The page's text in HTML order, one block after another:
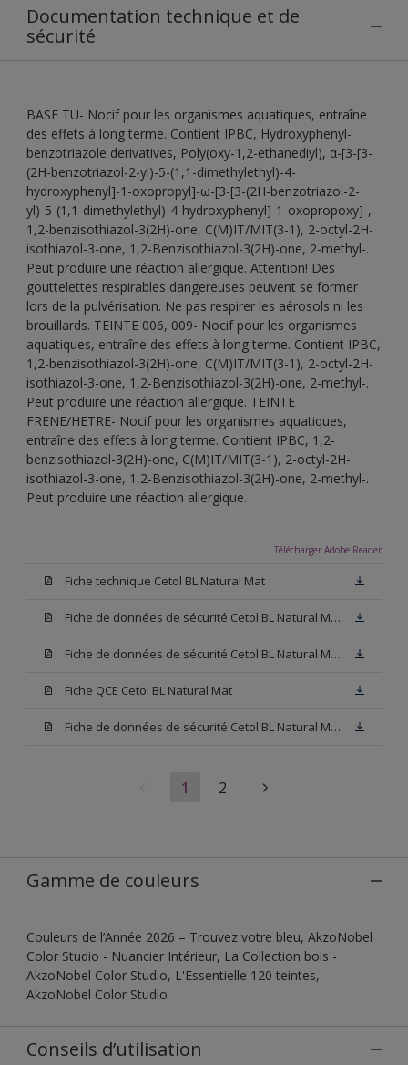
Documentation technique et de
sécurité
BASE TU- Nocif pour les organismes aquatiques, entraîne
des effets à long terme. Contient IPBC, Hydroxyphenyl-
benzotriazole derivatives, Poly(oxy-1,2-ethanediyl), α-[3-[3-
(2H-benzotriazol-2-yl)-5-(1,1-dimethylethyl)-4-
hydroxyphenyl]-1-oxopropyl]-ω-[3-[3-(2H-benzotriazol-2-
yl)-5-(1,1-dimethylethyl)-4-hydroxyphenyl]-1-oxopropoxy]-,
1,2-benzisothiazol-3(2H)-one, C(M)IT/MIT(3-1), 2-octyl-2H-
isothiazol-3-one, 1,2-Benzisothiazol-3(2H)-one, 2-methyl-.
Peut produire une réaction allergique. Attention! Des
gouttelettes respirables dangereuses peuvent se former
lors de la pulvérisation. Ne pas respirer les aérosols ni les
brouillards. TEINTE 006, 009- Nocif pour les organismes
aquatiques, entraîne des effets à long terme. Contient IPBC,
1,2-benzisothiazol-3(2H)-one, C(M)IT/MIT(3-1), 2-octyl-2H-
isothiazol-3-one, 1,2-Benzisothiazol-3(2H)-one, 2-methyl-.
Peut produire une réaction allergique. TEINTE
FRENE/HETRE- Nocif pour les organismes aquatiques,
entraîne des effets à long terme. Contient IPBC, 1,2-
benzisothiazol-3(2H)-one, C(M)IT/MIT(3-1), 2-octyl-2H-
isothiazol-3-one, 1,2-Benzisothiazol-3(2H)-one, 2-methyl-.
Peut produire une réaction allergique.
Télécharger Adobe Reader
Fiche technique Cetol BL Natural Mat
Fiche de données de sécurité Cetol BL Natural Mat Hêtre
Fiche de données de sécurité Cetol BL Natural Mat Chêne Clair
Fiche QCE Cetol BL Natural Mat
Fiche de données de sécurité Cetol BL Natural Mat Chêne Foncé
1 2
Gamme de couleurs
Couleurs de l’Année 2026 – Trouvez votre bleu, AkzoNobel
Color Studio - Nuancier Intérieur, La Collection bois -
AkzoNobel Color Studio, L'Essentielle 120 teintes,
AkzoNobel Color Studio
Conseils d’utilisation